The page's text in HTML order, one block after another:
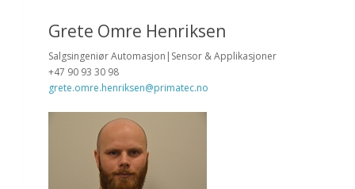
Grete Omre Henriksen
Salgsingeniør Automasjon|Sensor & Applikasjoner
+47 90 93 30 98
grete.omre.henriksen@primatec.no